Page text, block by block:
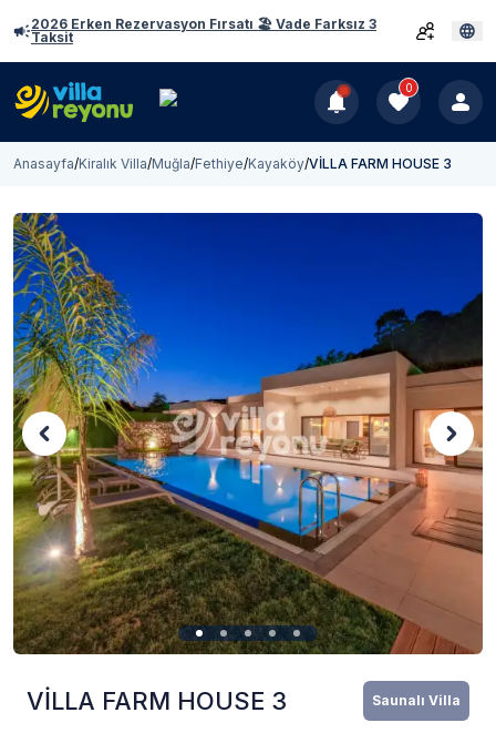
2026 Erken Rezervasyon Fırsatı 🏖️ Vade Farksız 3
Taksit
0
Anasayfa/Kiralık Villa/Muğla/Fethiye/Kayaköy/VİLLA FARM HOUSE 3
VİLLA FARM HOUSE 3 Saunalı Villa